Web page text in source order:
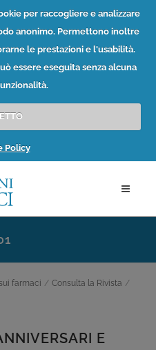
per raccogliere e analizzare
anonimo. Permettono inoltre
le prestazioni e l'usabilità.
essere eseguita senza alcuna
Policy
farmaci / Consulta la Rivista /
E